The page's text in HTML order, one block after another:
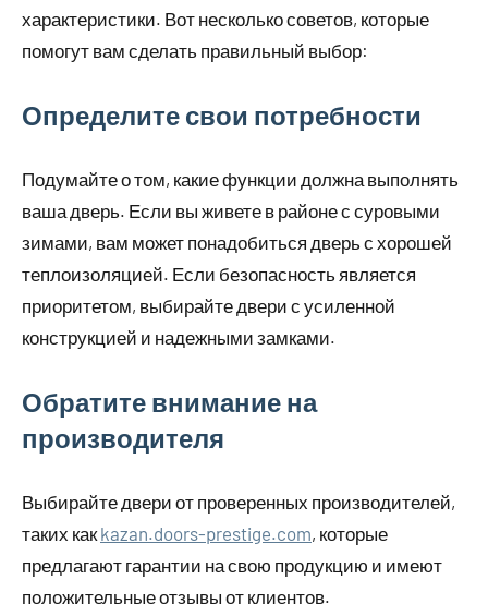
характеристики. Вот несколько советов, которые
помогут вам сделать правильный выбор:
Определите свои потребности
Подумайте о том, какие функции должна выполнять
ваша дверь. Если вы живете в районе с суровыми
зимами, вам может понадобиться дверь с хорошей
теплоизоляцией. Если безопасность является
приоритетом, выбирайте двери с усиленной
конструкцией и надежными замками.
Обратите внимание на
производителя
Выбирайте двери от проверенных производителей,
таких какkazan.doors-prestige.com, которые
предлагают гарантии на свою продукцию и имеют
положительные отзывы от клиентов.